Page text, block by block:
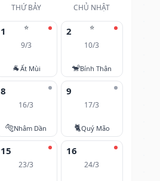
THỨ BẢY CHỦ NHẬT
⭐
1
9/3
🐐Ất Mùi
⭐
2
10/3
🐒Bính Thân
8
16/3
🐅Nhâm Dần
9
17/3
🐈Quý Mão
15
23/3
16
24/3